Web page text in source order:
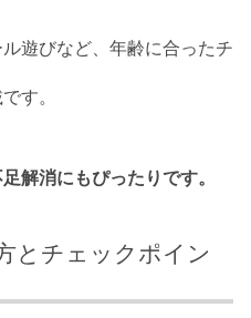
遊びなど、年齢に合ったチ
す。
解消にもぴったりです。
とチェックポイン